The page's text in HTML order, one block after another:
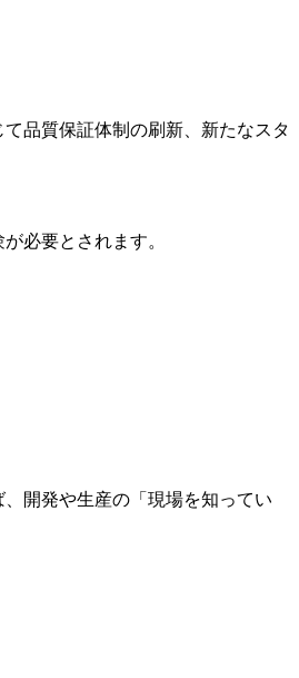
品質保証体制の刷新、新たなスタ
必要とされます。
開発や生産の「現場を知ってい